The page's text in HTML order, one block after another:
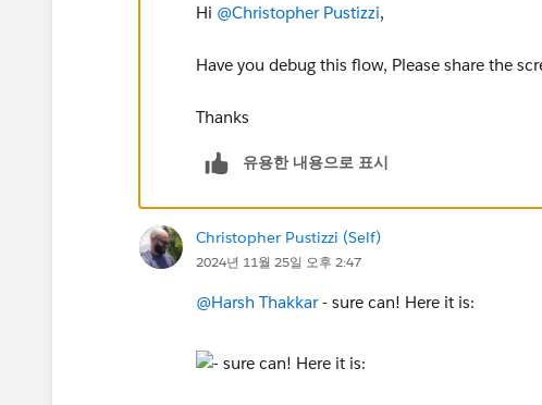
Hi @Christopher Pustizzi,
Have you debug this flow, Please share the
Thanks
유용한 내용으로 표시
Christopher Pustizzi (Self)
2024년 11월 25일 오후 2:47
@Harsh Thakkar- sure can! Here it is: